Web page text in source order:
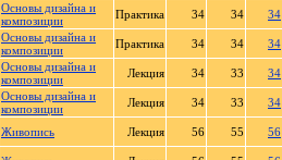
Основы дизайна и
композиции
Практика 34 34 34
Основы дизайна и
композиции
Практика 34 34 34
Основы дизайна и
композиции
Лекция 34 33 34
Основы дизайна и
композиции
Лекция 34 33 34
Живопись Лекция 56 55 56